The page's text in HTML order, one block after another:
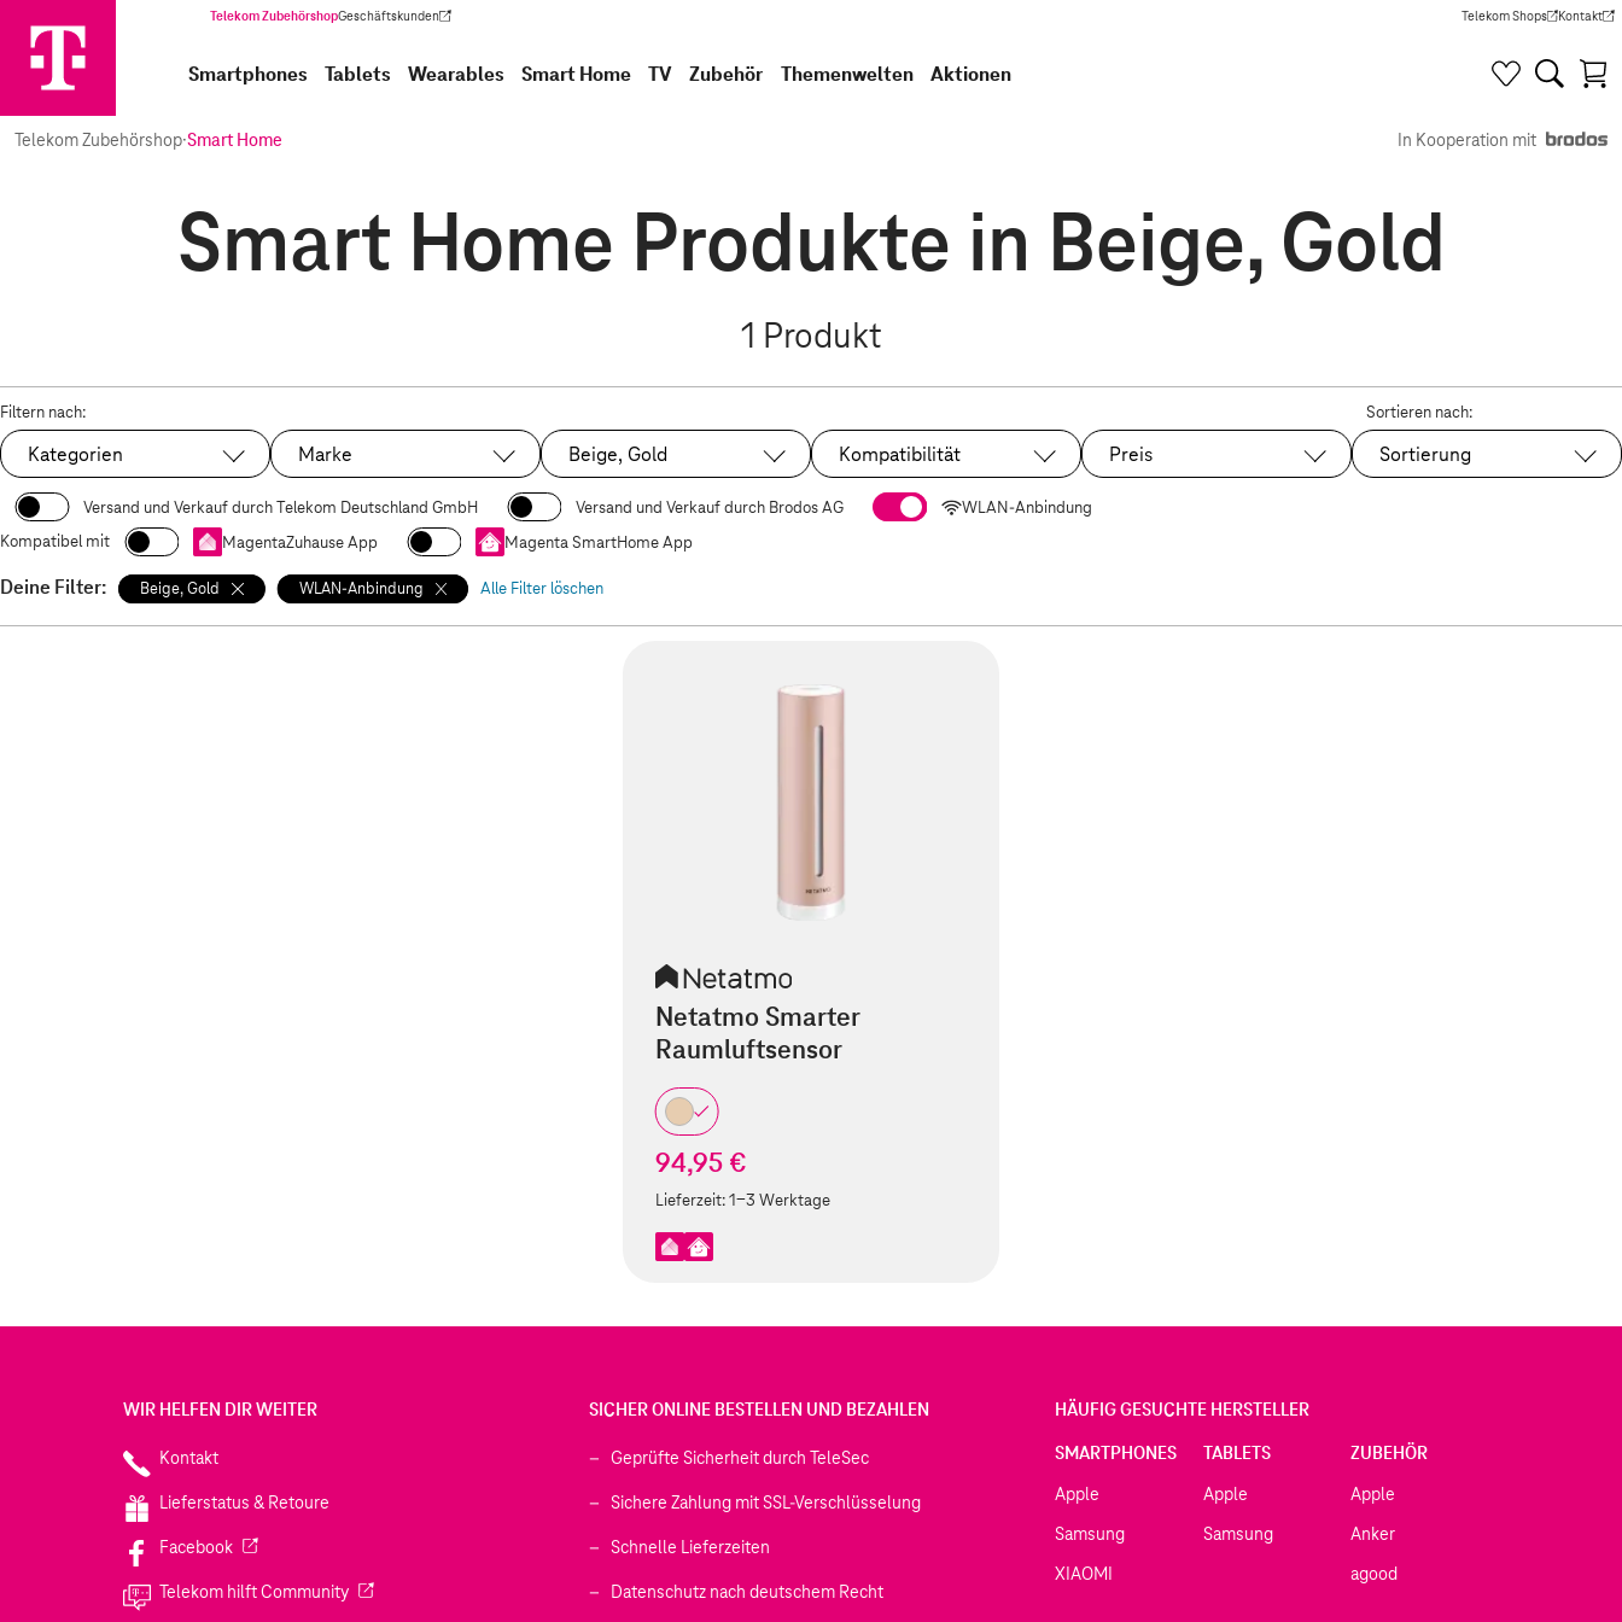
Telekom ZubehörshopGeschäftskunden
(Wird in einem neuen Tab geöffnet) Telekom Shops
(Wird in einem neuen Tab
Kontakt
(Wird in
Smartphones Tablets Wearables Smart Home TV Zubehör Themenwelten Aktionen
Telekom Zubehörshop·Smart Home In Kooperation mit
Smart Home Produkte in Beige, Gold
1 Produkt
Filtern nach:
Kategorien Marke Ausgewählt:
Beige, Gold Kompatibilität Preis
Sortieren nach:
Sortierung
Versand und Verkauf durch Telekom Deutschland GmbH Versand und Verkauf durch Brodos AG
WLAN-Anbindung
Kompatibel mit
MagentaZuhause App Magenta SmartHome App
Deine Filter: Beige, Gold WLAN-Anbindung Alle Filter löschen
Netatmo Smarter
Raumluftsensor
94,95 €
Lieferzeit:1-3 Werktage
WIR HELFEN DIR WEITER
Kontakt
Lieferstatus & Retoure
Facebook(Wird in einem neuen Tab geöffnet)
Telekom hilft Community(Wird in einem neuen Tab geöffnet)
SICHER ONLINE BESTELLEN UND BEZAHLEN
Geprüfte Sicherheit durch TeleSec
Sichere Zahlung mit SSL-Verschlüsselung
Schnelle Lieferzeiten
Datenschutz nach deutschem Recht
HÄUFIG GESUCHTE HERSTELLER
SMARTPHONES
Apple
Samsung
XIAOMI
TABLETS
Apple
Samsung
ZUBEHÖR
Apple
Anker
agood